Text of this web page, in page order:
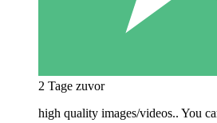
2 Tage zuvor
high quality images/videos.. You